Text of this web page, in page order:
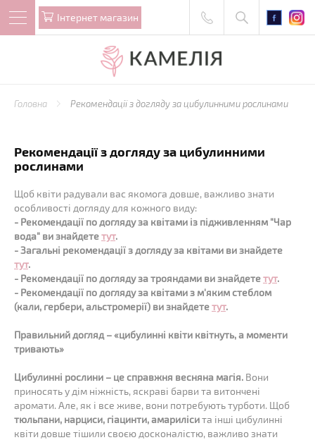
Iнтернет магазин
Головна Рекомендації з догляду за цибулинними рослинами
Рекомендації з догляду за цибулинними
рослинами
Щоб квіти радували вас якомога довше, важливо знати
особливості догляду для кожного виду:
- Рекомендації по догляду за квітами із підживленням "Чар
вода" ви знайдететут.
- Загальні рекомендації з догляду за квітами ви знайдете
тут.
- Рекомендації по догляду за трояндами ви знайдететут.
- Рекомендації по догляду за квітами з м'яким стеблом
(кали, гербери, альстромерії) ви знайдететут.
Правильний догляд – «цибулинні квіти квітнуть, а моменти
тривають»
Цибулинні рослини – це справжня весняна магія. Вони
приносять у дім ніжність, яскраві барви та витончені
аромати. Але, як і все живе, вони потребують турботи. Щоб
тюльпани, нарциси, гіацинти, амарилісита інші цибулинні
квіти довше тішили своєю досконалістю, важливо знати